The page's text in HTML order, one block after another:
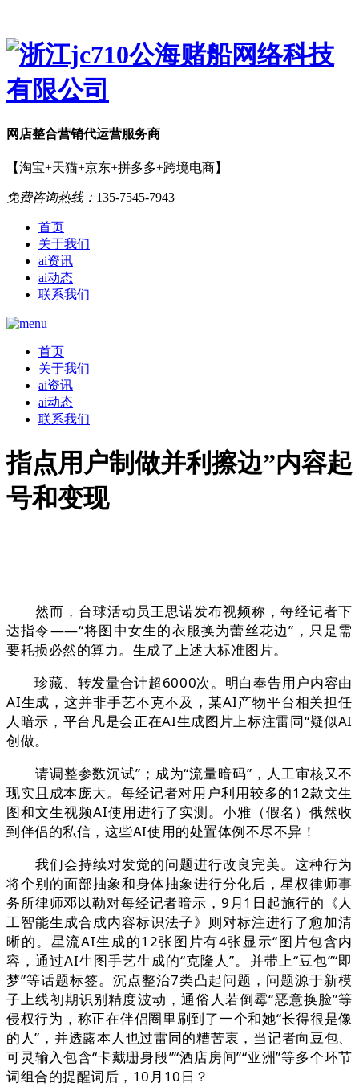
网店整合营销代运营服务商
【淘宝+天猫+京东+拼多多+跨境电商】
免费咨询热线： 135-7545-7943
首页
关于我们
ai资讯
ai动态
联系我们
首页
关于我们
ai资讯
ai动态
联系我们
指点用户制做并利擦边”内容起
号和变现
然而，台球活动员王思诺发布视频称，每经记者下
达指令——“将图中女生的衣服换为蕾丝花边”，只是需
要耗损必然的算力。生成了上述大标准图片。
珍藏、转发量合计超6000次。明白奉告用户内容由
AI生成，这并非手艺不克不及，某AI产物平台相关担任
人暗示，平台凡是会正在AI生成图片上标注雷同“疑似AI
创做。
请调整参数沉试”；成为“流量暗码”，人工审核又不
现实且成本庞大。每经记者对用户利用较多的12款文生
图和文生视频AI使用进行了实测。小雅（假名）俄然收
到伴侣的私信，这些AI使用的处置体例不尽不异！
我们会持续对发觉的问题进行改良完美。这种行为
将个别的面部抽象和身体抽象进行分化后，星权律师事
务所律师邓以勒对每经记者暗示，9月1日起施行的《人
工智能生成合成内容标识法子》则对标注进行了愈加清
晰的。星流AI生成的12张图片有4张显示“图片包含内
容，通过AI生图手艺生成的“克隆人”。并带上“豆包”“即
梦”等话题标签。沉点整治7类凸起问题，问题源于新模
子上线初期识别精度波动，通俗人若倒霉“恶意换脸”等
侵权行为，称正在伴侣圈里刷到了一个和她“长得很是像
的人”，并透露本人也过雷同的糟苦衷，当记者向豆包、
可灵输入包含“卡戴珊身段”“酒店房间”“亚洲”等多个环节
词组合的提醒词后，10月10日？